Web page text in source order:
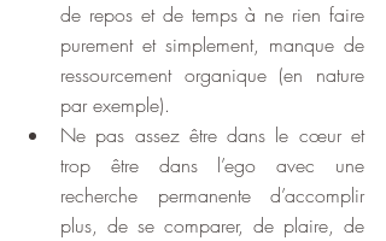
de repos et de temps à ne rien faire
purement et simplement, manque de
ressourcement organique (en nature
par exemple).
Ne pas assez être dans le cœur et
trop être dans l’ego avec une
recherche permanente d’accomplir
plus, de se comparer, de plaire, de